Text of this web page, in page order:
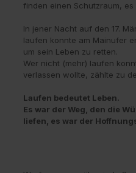
finden einen Schutzraum,
In jener Nacht auf den 17.
laufen konnte am Mainufer
um sein Leben zu retten.
Wer nicht (mehr) laufen
verlassen wollte, zählte zu
Laufen bedeutet Leben.
Es war der Weg, den die
liefen, es war der